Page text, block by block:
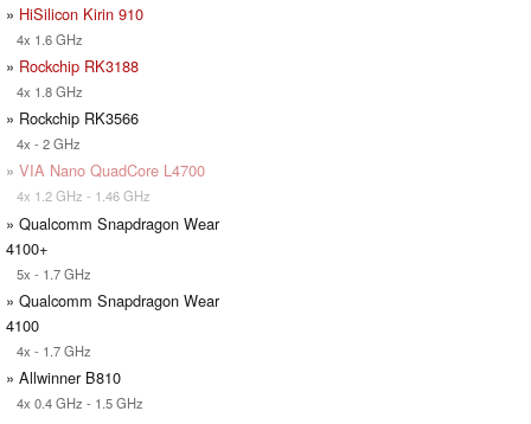
» HiSilicon Kirin 910
4x 1.6 GHz
» Rockchip RK3188
4x 1.8 GHz
» Rockchip RK3566
4x - 2 GHz
» VIA Nano QuadCore L4700
4x 1.2 GHz - 1.46 GHz
» Qualcomm Snapdragon Wear
4100+
5x - 1.7 GHz
» Qualcomm Snapdragon Wear
4100
4x - 1.7 GHz
» Allwinner B810
4x 0.4 GHz - 1.5 GHz